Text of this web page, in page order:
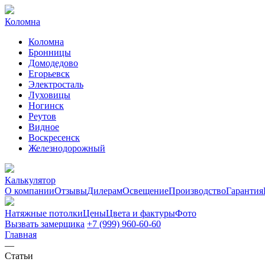
Коломна
Коломна
Бронницы
Домодедово
Егорьевск
Электросталь
Луховицы
Ногинск
Реутов
Видное
Воскресенск
Железнодорожный
Калькулятор
О компанииОтзывыДилерамОсвещениеПроизводствоГарантия
Натяжные потолкиЦеныЦвета и фактурыФото
Вызвать замерщика +7 (999) 960-60-60
Главная
—
Статьи